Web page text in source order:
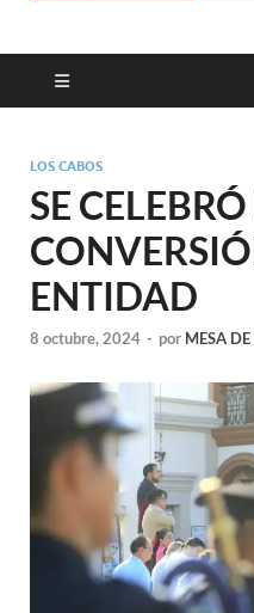
LOS CABOS
SE
ENTIDAD
8 octubre, 2024 - por MESA